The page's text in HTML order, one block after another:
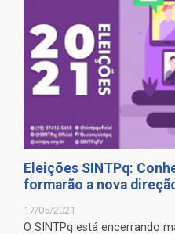
Eleições SINTPq:
formarão a nova
17/05/2021
O SINTPq está encerrando